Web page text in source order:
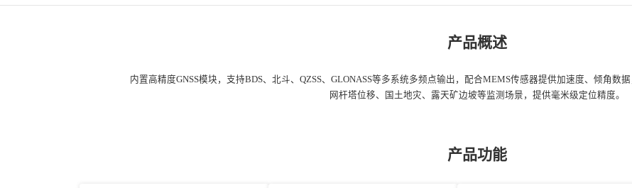
产品概述
内置高精度GNSS模块，支持BDS、北斗、QZSS、GLONASS等多系统多频点输出，配合MEMS传感器提供加速度、倾角数
网杆塔位移、国土地灾、露天矿边坡等监测场景，提供毫米级定位精度。
产品功能